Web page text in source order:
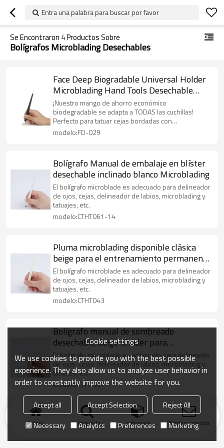
Entra una palabra para buscar por favor
Se Encontraron 4Productos Sobre
Bolígrafos Microblading Desechables
Face Deep Biogradable Universal Holder
Microblading Hand Tools Desechable
Microblading Pen
¡Nuestro mango de ahorro económico
biodegradable se adapta a TODAS las cuchillas!
Perfecto para tatuar cejas bordadas con
microblading manualmente.
modelo:FD-029
Bolígrafo Manual de embalaje en blíster
desechable inclinado blanco Microblading
El bolígrafo microblade es adecuado para delineador
de ojos, cejas, delineador de labios, microblading y
tatuajes, etc.
modelo:CTHT061-14
Pluma microblading disponible clásica
beige para el entrenamiento permanente
del maquillaje
El bolígrafo microblade es adecuado para delineador
de ojos, cejas, delineador de labios, microblading y
tatuajes, etc.
modelo:CTHT043
Bolígrafo manual de sombreado
desechable Beige Shader para
entrenamiento de maquillaje
permanente
El bolígrafo microblade es adecuado para delineador
de ojos, cejas, delineador de labios, microblading y
tatuajes, etc.
modelo:CTHT057
Inicio búsqueda categoría Enviar consulta
Cookie settings
We use cookies to provide you with the best possible
experience. They also allow us to analyze user behavior in
order to constantly improve the website for you.
Accept all Accept Selection
Reject All
Necessary
Analytics Preferences Marketing